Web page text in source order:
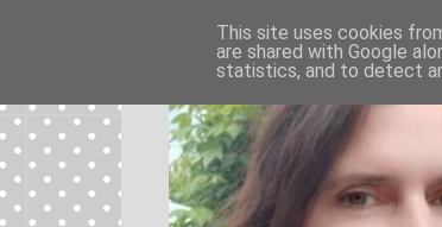
This site uses cookies
are shared with Google
statistics, and to detect